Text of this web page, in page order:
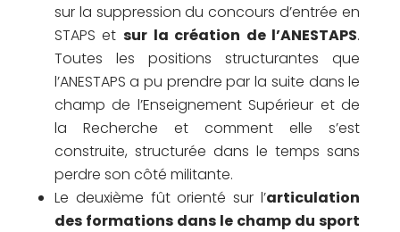
sur la suppression du concours d’entrée en
STAPS et sur la création de l’ANESTAPS.
Toutes les positions structurantes que
l’ANESTAPS a pu prendre par la suite dans le
champ de l’Enseignement Supérieur et de
la Recherche et comment elle s’est
construite, structurée dans le temps sans
perdre son côté militante.
Le deuxième fût orienté sur l’articulation
des formations dans le champ du sport